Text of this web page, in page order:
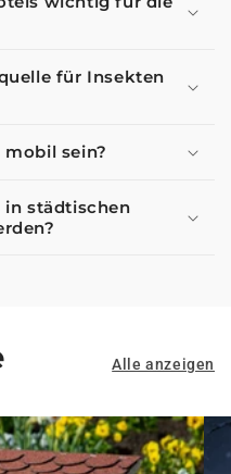
für Insekten
sein?
in städtischen
Alle anzeigen